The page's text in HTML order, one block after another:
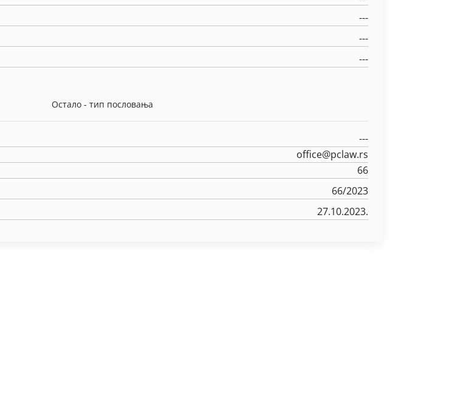
---
---
---
Остало - тип пословања
---
office@pclaw.rs
66
66/2023
27.10.2023.